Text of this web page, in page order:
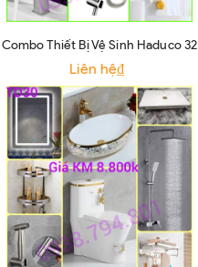
Combo Thiết Bị Vệ Sinh Haduco 32
Liên hệ₫